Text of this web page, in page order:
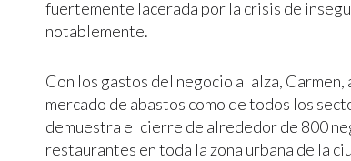
fuertemente lacerada por la crisis de
notablemente.
Con los gastos del negocio al alza,
mercado de abastos como de todos los
demuestra el cierre de alrededor de 800
restaurantes en toda la zona urbana de la